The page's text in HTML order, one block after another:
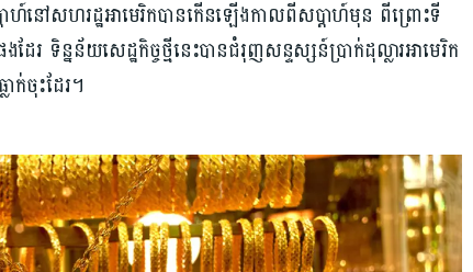
ប្តាហ៍នៅសហរដ្ឋអាមេរិកបានកើនឡើងកាលពីសប្តាហ៍មុន ពីព្រោះទី
ែរ ទិន្នន័យ​សេដ្ឋកិច្ច​ថ្មី​នេះ​បាន​ជំរុញ​សន្ទស្សន៍​ប្រាក់​ដុល្លារ​អាមេរិក​
ក់​ចុះ​ដែរ។